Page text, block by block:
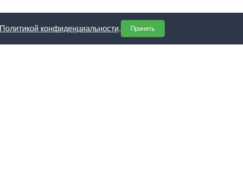
Политикой конфиденциальности. Принять